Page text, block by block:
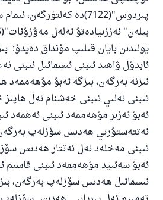
پىردوس"(7122)دە
يولىدىن بايان قىلىپ مۇنداق دەيدۇ:
ئابدۇل ۋاھىد ئىبنى ئىسمائىل ئىبنى
ئىزنە بەرگەن، بىزگە ئەبۇ
ئىبنى ئەلىي ئىبنى خەشنام ئەل
ئەبۇ نەزىر مۇھەممەد ئىبنى ئەھمەد
ئەتتەستۇرىي ھەدىس سۆزلەپ
ئىبنى مەخلەد ئەل ئەتتار ھەدىس
ئەبۇ سەئىيد مۇھەممەد ئىبنى قاسىم
ئىسمائىل ھەدىس سۆزلەپ بەرگەن،